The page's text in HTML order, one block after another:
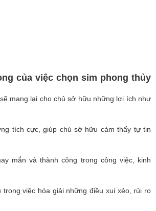
của việc chọn sim phong thủy
mang lại cho chủ sở hữu những lợi ích như
tích cực, giúp chủ sở hữu cảm thấy tự tin
mắn và thành công trong công việc, kinh
việc hóa giải những điều xui xẻo, rủi ro